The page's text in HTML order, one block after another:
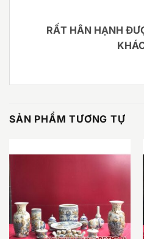
RẤT HÂN HẠNH
SẢN PHẨM TƯƠNG TỰ